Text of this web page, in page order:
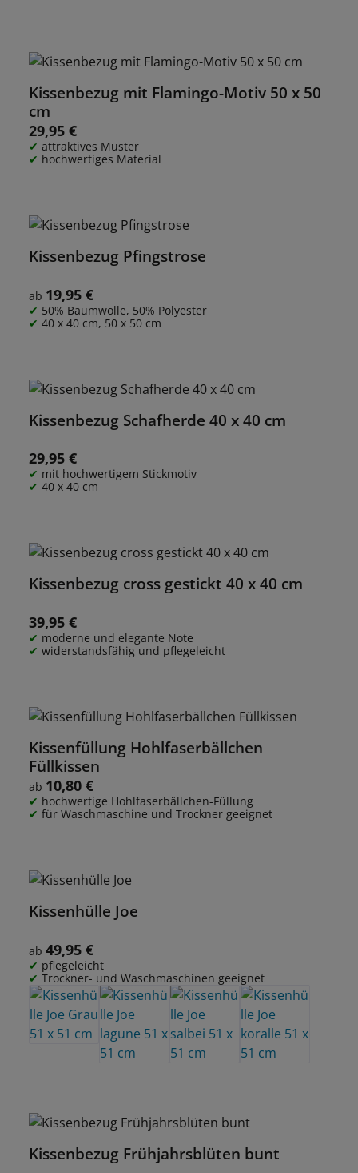
Kissenbezug mit Flamingo-Motiv 50 x 50
cm
Regulärer Preis:
29,95 €
attraktives Muster
hochwertiges Material
Kissenbezug Pfingstrose
Regulärer Preis:
ab 19,95 €
50% Baumwolle, 50% Polyester
40 x 40 cm, 50 x 50 cm
Kissenbezug Schafherde 40 x 40 cm
Regulärer Preis:
29,95 €
mit hochwertigem Stickmotiv
40 x 40 cm
Kissenbezug cross gestickt 40 x 40 cm
Regulärer Preis:
39,95 €
moderne und elegante Note
widerstandsfähig und pflegeleicht
Kissenfüllung Hohlfaserbällchen
Füllkissen
Regulärer Preis:
ab 10,80 €
hochwertige Hohlfaserbällchen-Füllung
für Waschmaschine und Trockner geeignet
Kissenhülle Joe
Regulärer Preis:
ab 49,95 €
pflegeleicht
Trockner- und Waschmaschinen geeignet
Kissenbezug Frühjahrsblüten bunt